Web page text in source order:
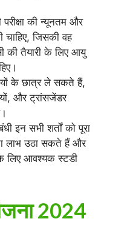
की न्यूनतम और
जिसकी वह
की तैयारी के लिए आयु
के छात्र ले सकते हैं,
और ट्रांसजेंडर
इन सभी शर्तों को पूरा
लाभ उठा सकते हैं और
के लिए आवश्यक स्टडी
2024